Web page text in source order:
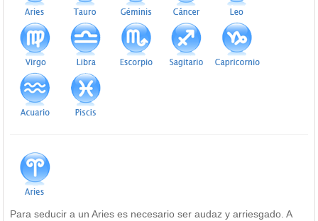
Para seducir a un Aries es necesario ser audaz y arriesgado. A